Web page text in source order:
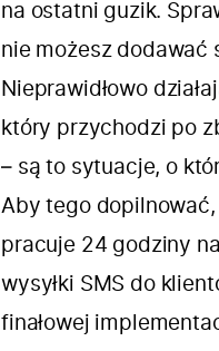
na ostatni guzik.
nie możesz dodawać
Nieprawidłowo
który przychodzi po
– są to sytuacje, o
Aby tego
pracuje 24 godziny
wysyłki SMS do
finałowej